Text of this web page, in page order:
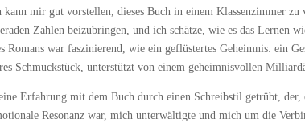
kann mir gut vorstellen, dieses Buch in einem Klassenzimmer
Zahlen beizubringen, und ich schätze, wie es das Lernen
Romans war faszinierend, wie ein geflüstertes Geheimnis: ein
Schmuckstück, unterstützt von einem geheimnisvollen
Erfahrung mit dem Buch durch einen Schreibstil getrübt,
Resonanz war, mich unterwältigte und mich um die